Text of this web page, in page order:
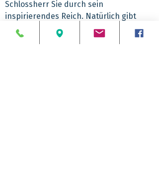
Schlossherr Sie durch sein
inspirierendes Reich. Natürlich gibt
es vorher noch Mittagessen im
Gasthof und anschließend ein